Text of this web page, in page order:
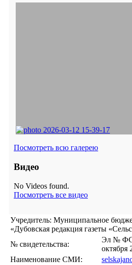
Посмотреть всю галерею
Видео
No Videos found.
Посмотреть все видео
Учредитель: Муниципальное
«Дубовская редакция газеты
№ свидетельства:
Эл № ФС
октября
Наименование СМИ: